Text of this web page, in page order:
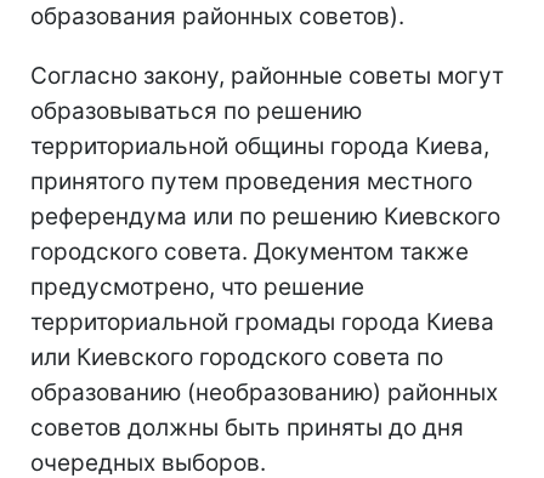
образования районных советов).
Согласно закону, районные советы могут
образовываться по решению
территориальной общины города Киева,
принятого путем проведения местного
референдума или по решению Киевского
городского совета. Документом также
предусмотрено, что решение
территориальной громады города Киева
или Киевского городского совета по
образованию (необразованию) районных
советов должны быть приняты до дня
очередных выборов.